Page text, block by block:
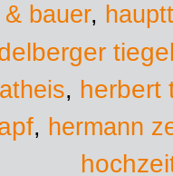
& bauer,
, herbert
, hermann